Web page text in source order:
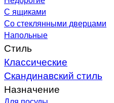
С ящиками
Со стеклянными дверцами
Напольные
Стиль
Классические
Скандинавский стиль
Назначение